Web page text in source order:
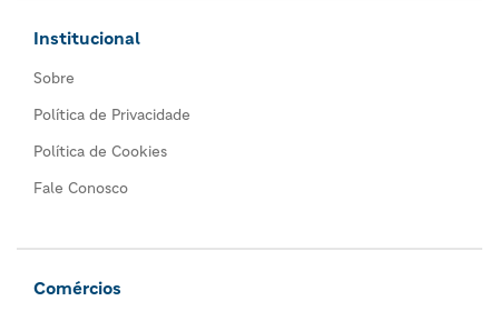
Institucional
Sobre
Política de Privacidade
Política de Cookies
Fale Conosco
Comércios